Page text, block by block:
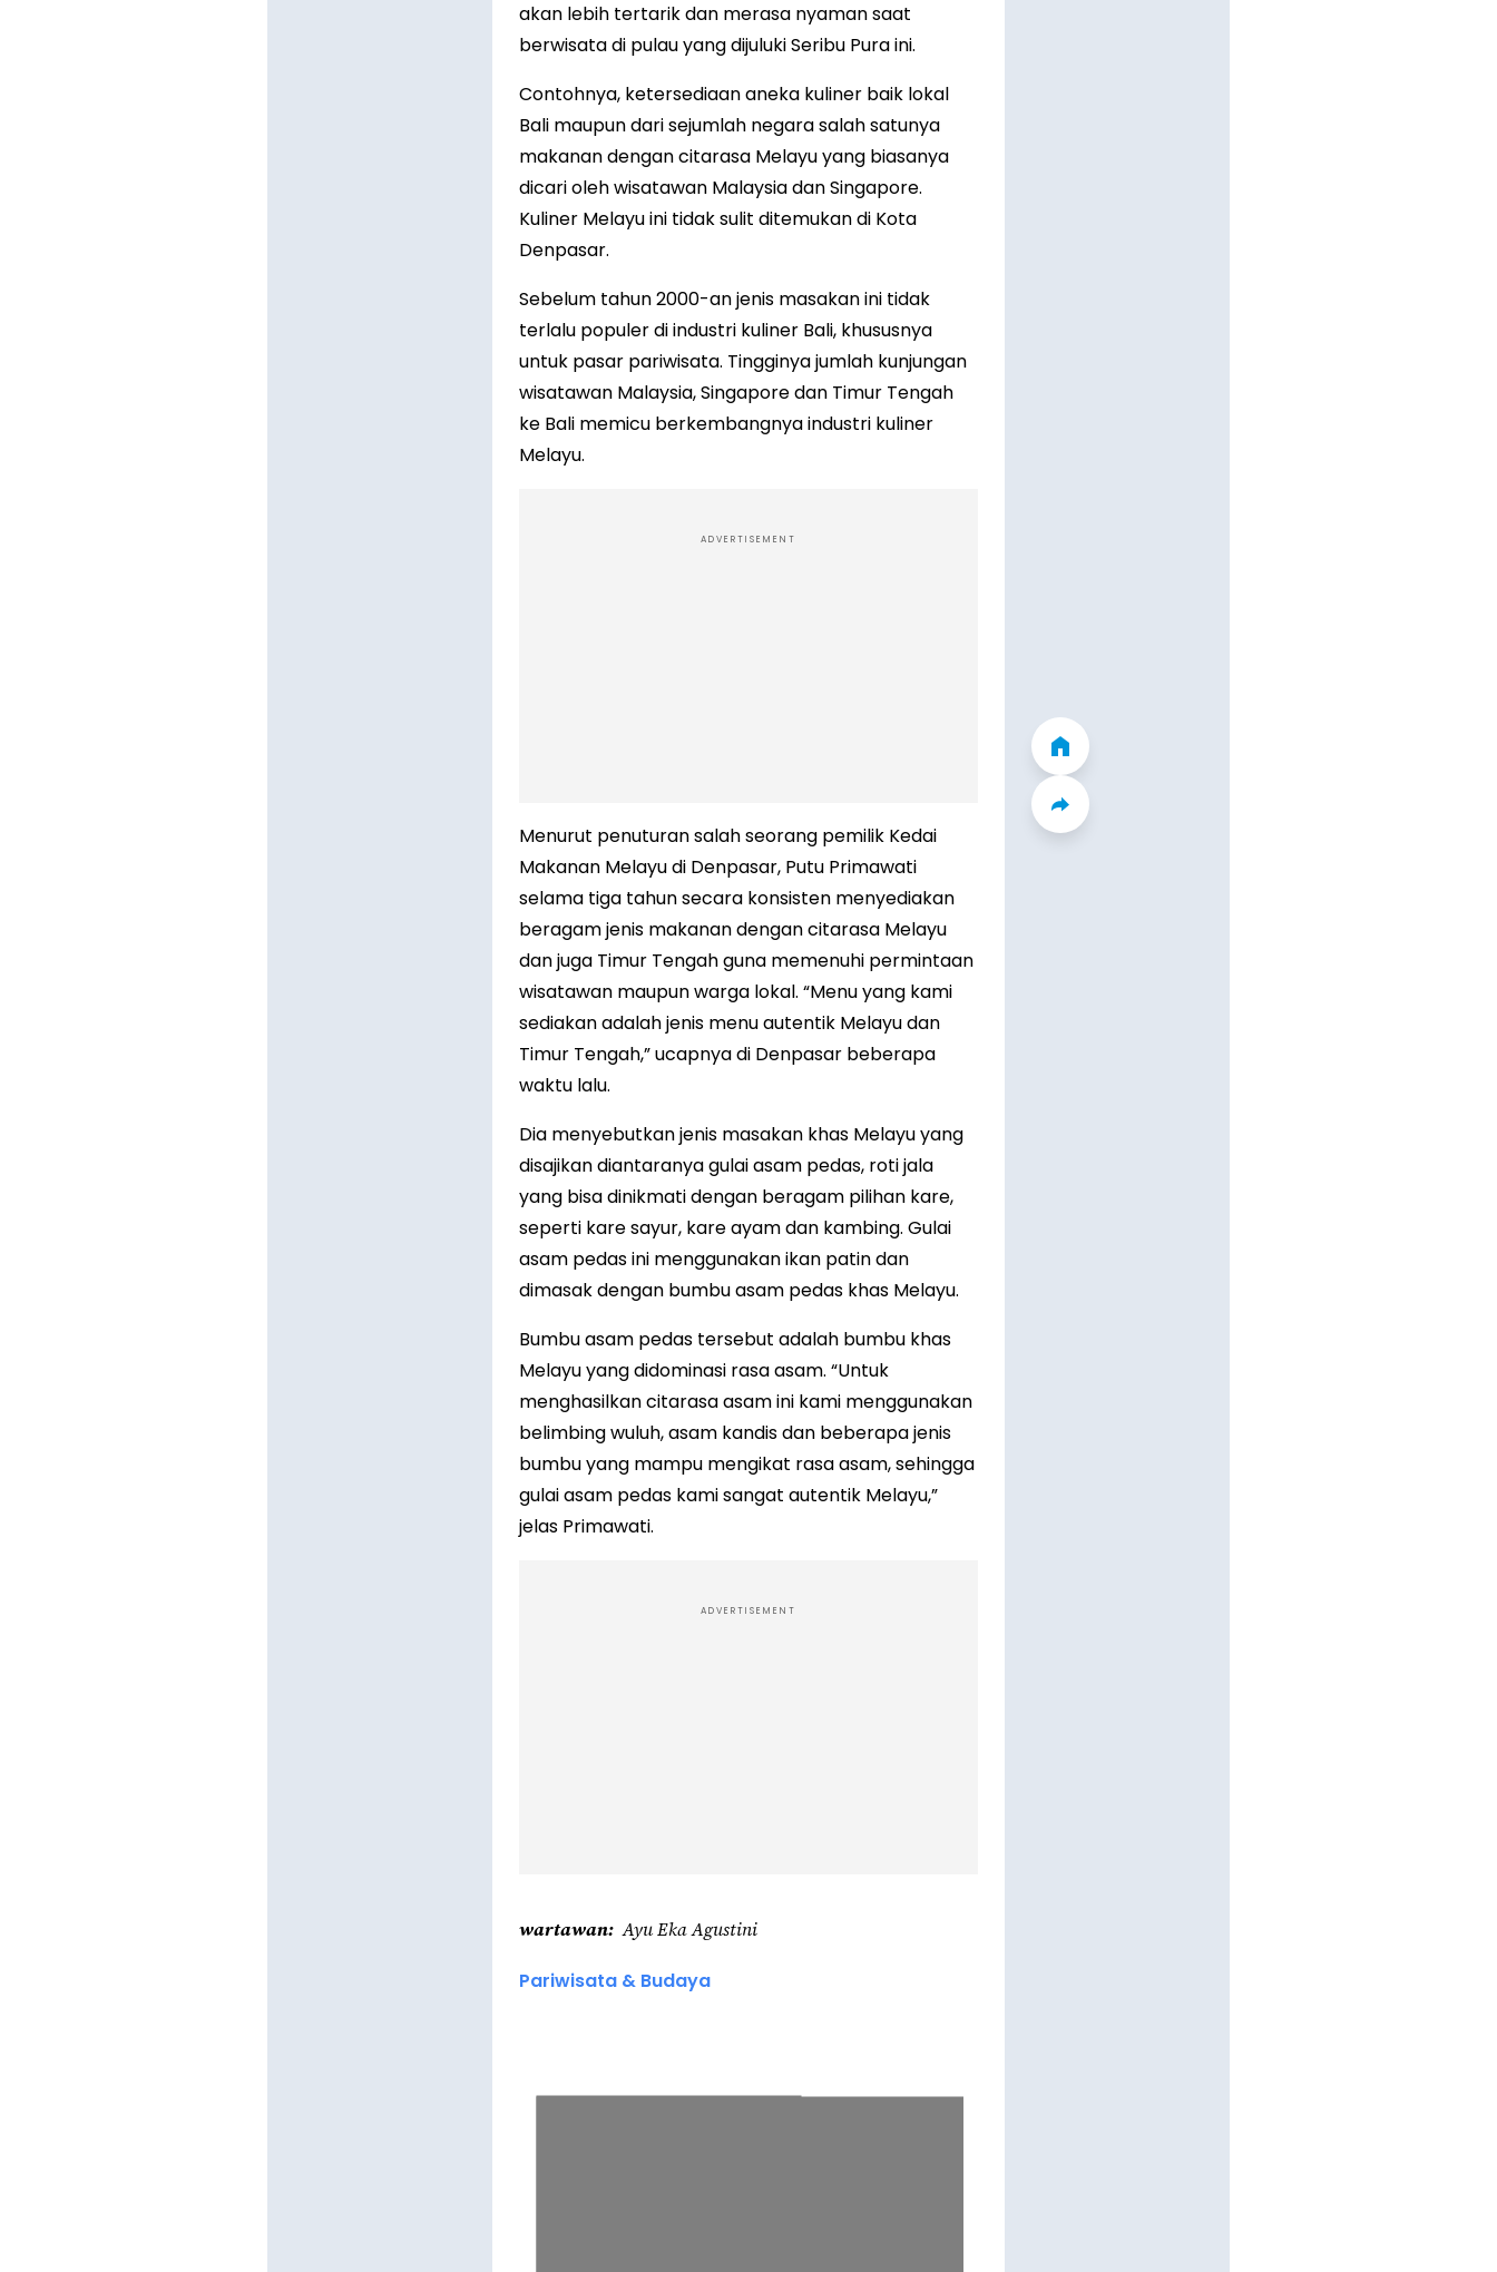
akan lebih tertarik dan merasa nyaman saat
berwisata di pulau yang dijuluki Seribu Pura ini.
Contohnya, ketersediaan aneka kuliner baik lokal
Bali maupun dari sejumlah negara salah satunya
makanan dengan citarasa Melayu yang biasanya
dicari oleh wisatawan Malaysia dan Singapore.
Kuliner Melayu ini tidak sulit ditemukan di Kota
Denpasar.
Sebelum tahun 2000-an jenis masakan ini tidak
terlalu populer di industri kuliner Bali, khususnya
untuk pasar pariwisata. Tingginya jumlah kunjungan
wisatawan Malaysia, Singapore dan Timur Tengah
ke Bali memicu berkembangnya industri kuliner
Melayu.
ADVERTISEMENT
Menurut penuturan salah seorang pemilik Kedai
Makanan Melayu di Denpasar, Putu Primawati
selama tiga tahun secara konsisten menyediakan
beragam jenis makanan dengan citarasa Melayu
dan juga Timur Tengah guna memenuhi permintaan
wisatawan maupun warga lokal. “Menu yang kami
sediakan adalah jenis menu autentik Melayu dan
Timur Tengah,” ucapnya di Denpasar beberapa
waktu lalu.
Dia menyebutkan jenis masakan khas Melayu yang
disajikan diantaranya gulai asam pedas, roti jala
yang bisa dinikmati dengan beragam pilihan kare,
seperti kare sayur, kare ayam dan kambing. Gulai
asam pedas ini menggunakan ikan patin dan
dimasak dengan bumbu asam pedas khas Melayu.
Bumbu asam pedas tersebut adalah bumbu khas
Melayu yang didominasi rasa asam. “Untuk
menghasilkan citarasa asam ini kami menggunakan
belimbing wuluh, asam kandis dan beberapa jenis
bumbu yang mampu mengikat rasa asam, sehingga
gulai asam pedas kami sangat autentik Melayu,”
jelas Primawati.
ADVERTISEMENT
wartawan Ayu Eka Agustini
Pariwisata & Budaya